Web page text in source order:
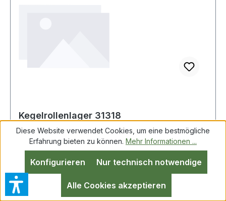
Kegelrollenlager 31318
QualitätslagerLagertyp: Kegelrollenlager Bohrung
(d) = 90mmAussendurchmesser (D) =
190mmBreite (B) = 46,5mm
Diese Website verwendet Cookies, um eine bestmögliche
Erfahrung bieten zu können. Mehr Informationen ...
Nur technisch notwendige
Konfigurieren
Alle Cookies akzeptieren